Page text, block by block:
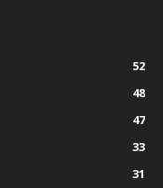
52
48
47
33
31